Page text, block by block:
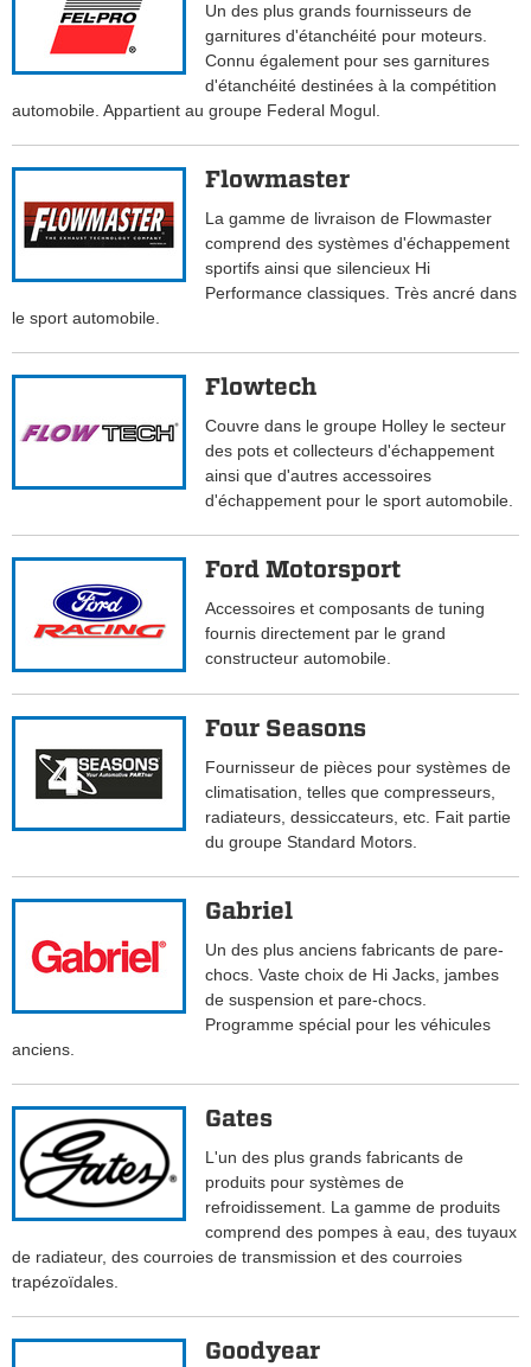
Un des plus grands fournisseurs de
garnitures d'étanchéité pour moteurs.
Connu également pour ses garnitures
d'étanchéité destinées à la compétition
automobile. Appartient au groupe Federal Mogul.
Flowmaster
La gamme de livraison de Flowmaster
comprend des systèmes d'échappement
sportifs ainsi que silencieux Hi
Performance classiques. Très ancré dans
le sport automobile.
Flowtech
Couvre dans le groupe Holley le secteur
des pots et collecteurs d'échappement
ainsi que d'autres accessoires
d'échappement pour le sport automobile.
Ford Motorsport
Accessoires et composants de tuning
fournis directement par le grand
constructeur automobile.
Four Seasons
Fournisseur de pièces pour systèmes de
climatisation, telles que compresseurs,
radiateurs, dessiccateurs, etc. Fait partie
du groupe Standard Motors.
Gabriel
Un des plus anciens fabricants de pare-
chocs. Vaste choix de Hi Jacks, jambes
de suspension et pare-chocs.
Programme spécial pour les véhicules
anciens.
Gates
L'un des plus grands fabricants de
produits pour systèmes de
refroidissement. La gamme de produits
comprend des pompes à eau, des tuyaux
de radiateur, des courroies de transmission et des courroies
trapézoïdales.
Goodyear